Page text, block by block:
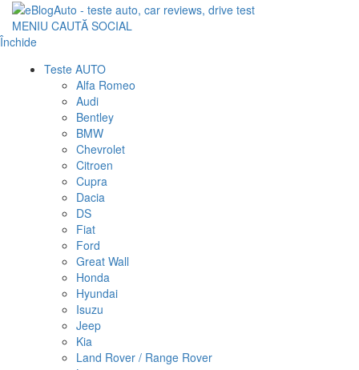
MENIU CAUTĂ SOCIAL
Închide
Teste AUTO
Alfa Romeo
Audi
Bentley
BMW
Chevrolet
Citroen
Cupra
Dacia
DS
Fiat
Ford
Great Wall
Honda
Hyundai
Isuzu
Jeep
Kia
Land Rover / Range Rover